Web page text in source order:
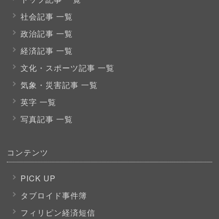
社会記事 一覧
政治記事 一覧
経済記事 一覧
文化・スポーツ記事 一覧
気象・災害記事 一覧
英字 一覧
写真記事 一覧
コンテンツ
PICK UP
タブロイド事件簿
フィリピン経済短信